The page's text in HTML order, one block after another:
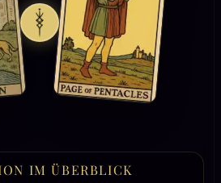
IM ÜBERBLICK